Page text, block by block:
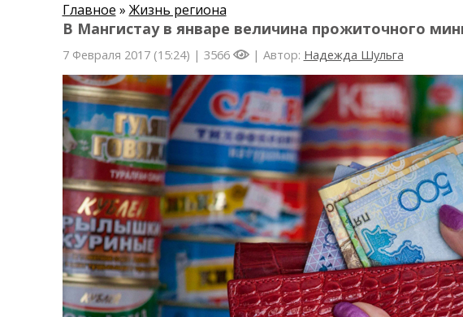
Главное » Жизнь региона
В Мангистау в январе величина прожиточного
7 Февраля 2017 (15:24) | 3566 | Автор: Надежда Шульга